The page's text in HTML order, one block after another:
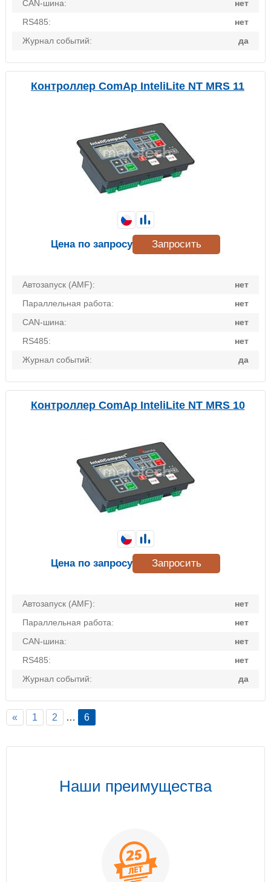
CAN-шина:
нет
RS485:
нет
Журнал событий:
да
Контроллер ComAp InteliLite NT MRS 11
Автозапуск (AMF):
нет
Параллельная работа:
нет
CAN-шина:
нет
RS485:
нет
Журнал событий:
да
Цена по запросу Запросить
Контроллер ComAp InteliLite NT MRS 10
Автозапуск (AMF):
нет
Параллельная работа:
нет
CAN-шина:
нет
RS485:
нет
Журнал событий:
да
Цена по запросу Запросить
« 1 2 … 6
Наши преимущества